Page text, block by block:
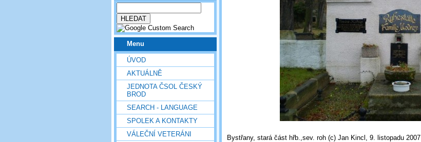
Menu
ÚVOD
AKTUÁLNĚ
JEDNOTA ČSOL ČESKÝ
BROD
SEARCH - LANGUAGE
SPOLEK A KONTAKTY
VÁLEČNÍ VETERÁNI
Bystřany, stará část hřb.,sev. roh (c) Jan Kincl, 9. listopadu 2007